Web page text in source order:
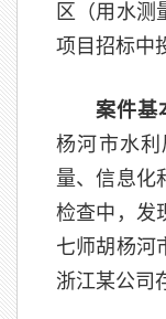
区（用水测
项目招标中
案件基
杨河市水
量、信息化
检查中，发
七师胡杨河
浙江某公司